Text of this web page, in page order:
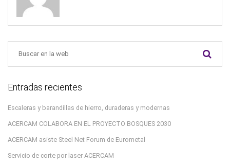
Entradas recientes
Escaleras y barandillas de hierro, duraderas y modernas
ACERCAM COLABORA EN EL PROYECTO BOSQUES 2030
ACERCAM asiste Steel Net Forum de Eurometal
Servicio de corte por laser ACERCAM